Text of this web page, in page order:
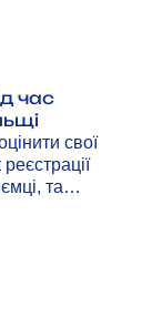
час
свої
та